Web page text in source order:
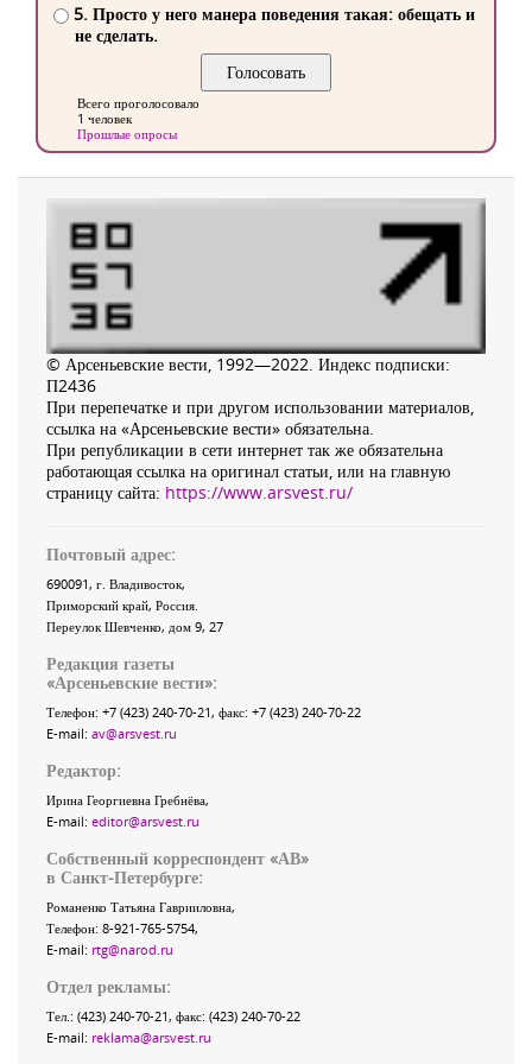
5. Просто у него манера поведения такая: обещать и
не сделать.
Всего проголосовало
1 человек
Прошлые опросы
© Арсеньевские вести, 1992—2022. Индекс подписки:
П2436
При перепечатке и при другом использовании материалов,
ссылка на «Арсеньевские вести» обязательна.
При републикации в сети интернет так же обязательна
работающая ссылка на оригинал статьи, или на главную
страницу сайта: https://www.arsvest.ru/
Почтовый адрес:
690091, г. Владивосток,
Приморский край, Россия
Переулок Шевченко, дом 9, 27
Редакция газеты
«Арсеньевские вести»:
Телефон: +7 (423) 240-70-21, факс: +7 (423) 240-70-22
E-mail: av@arsvest.ru
Редактор:
Ирина Георгиевна Гребнёва,
E-mail: editor@arsvest.ru
Собственный корреспондент «АВ»
в Санкт-Петербурге:
Романенко Татьяна Гаврииловна,
Телефон: 8-921-765-5754,
E-mail: rtg@narod.ru
Отдел рекламы:
Тел.: (423) 240-70-21, факс: (423) 240-70-22
E-mail: reklama@arsvest.ru